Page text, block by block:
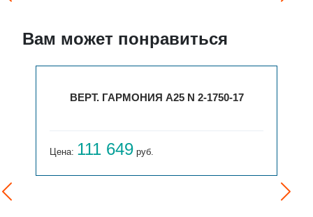
Вам может понравиться
А25 N 2-1750-17 ВЕРТ. СОЛО Г 2-